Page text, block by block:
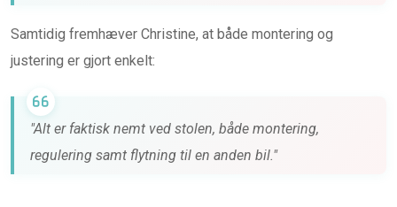
Samtidig fremhæver Christine, at både montering og
justering er gjort enkelt:
"Alt er faktisk nemt ved stolen, både montering,
regulering samt flytning til en anden bil."